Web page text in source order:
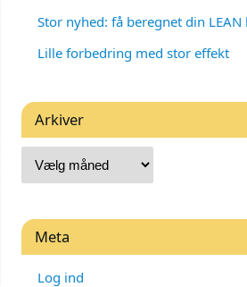
Stor nyhed: få beregnet din LEAN
Lille forbedring med stor effekt
Arkiver
Meta
Log ind